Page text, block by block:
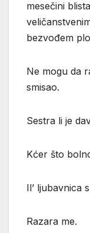
mesečini
bezvođem
Ne mogu da
smisao.
Sestra li je
Kćer što
Il’ ljubavnica
Razara me.